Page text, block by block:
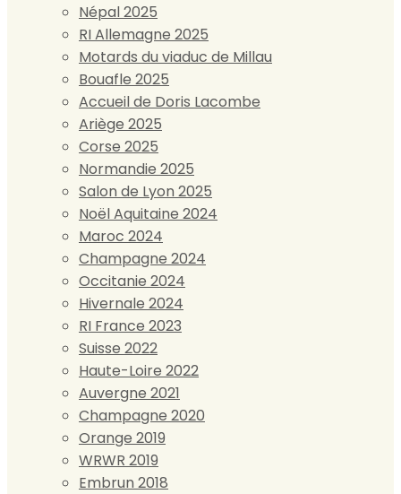
Népal 2025
RI Allemagne 2025
Motards du viaduc de Millau
Bouafle 2025
Accueil de Doris Lacombe
Ariège 2025
Corse 2025
Normandie 2025
Salon de Lyon 2025
Noël Aquitaine 2024
Maroc 2024
Champagne 2024
Occitanie 2024
Hivernale 2024
RI France 2023
Suisse 2022
Haute-Loire 2022
Auvergne 2021
Champagne 2020
Orange 2019
WRWR 2019
Embrun 2018